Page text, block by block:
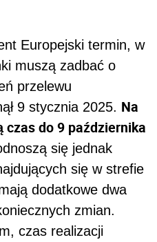
Europejski termin, w
muszą zadbać o
przelewu
9 stycznia 2025. Na
do 9 października
się jednak
się w strefie
dodatkowe dwa
zmian.
czas realizacji